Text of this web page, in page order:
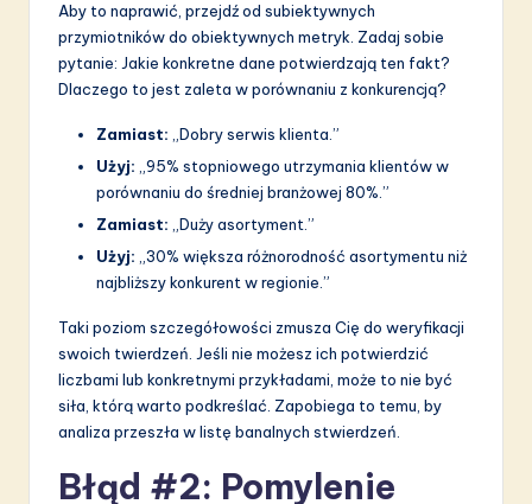
Aby to naprawić, przejdź od subiektywnych
przymiotników do obiektywnych metryk. Zadaj sobie
pytanie: Jakie konkretne dane potwierdzają ten fakt?
Dlaczego to jest zaleta w porównaniu z konkurencją?
Zamiast: „Dobry serwis klienta.”
Użyj: „95% stopniowego utrzymania klientów w
porównaniu do średniej branżowej 80%.”
Zamiast: „Duży asortyment.”
Użyj: „30% większa różnorodność asortymentu niż
najbliższy konkurent w regionie.”
Taki poziom szczegółowości zmusza Cię do weryfikacji
swoich twierdzeń. Jeśli nie możesz ich potwierdzić
liczbami lub konkretnymi przykładami, może to nie być
siła, którą warto podkreślać. Zapobiega to temu, by
analiza przeszła w listę banalnych stwierdzeń.
Błąd #2: Pomylenie